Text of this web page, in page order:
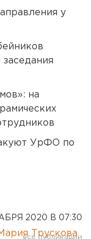
у
на
УрФО по
2020 В 07:30
Трускова